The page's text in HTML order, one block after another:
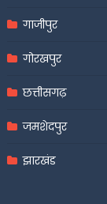
गाजीपुर
गोरखपुर
छत्तीसगढ़
जमशेदपुर
झारखंड